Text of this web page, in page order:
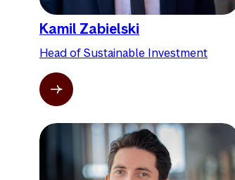
Kamil Zabielski
Head of Sustainable Investment